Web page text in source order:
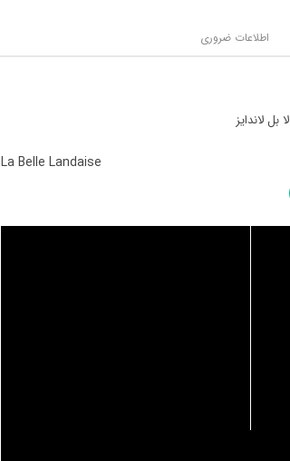
اطلاعات ضروری
لا بل لاندایز
La Belle Landaise